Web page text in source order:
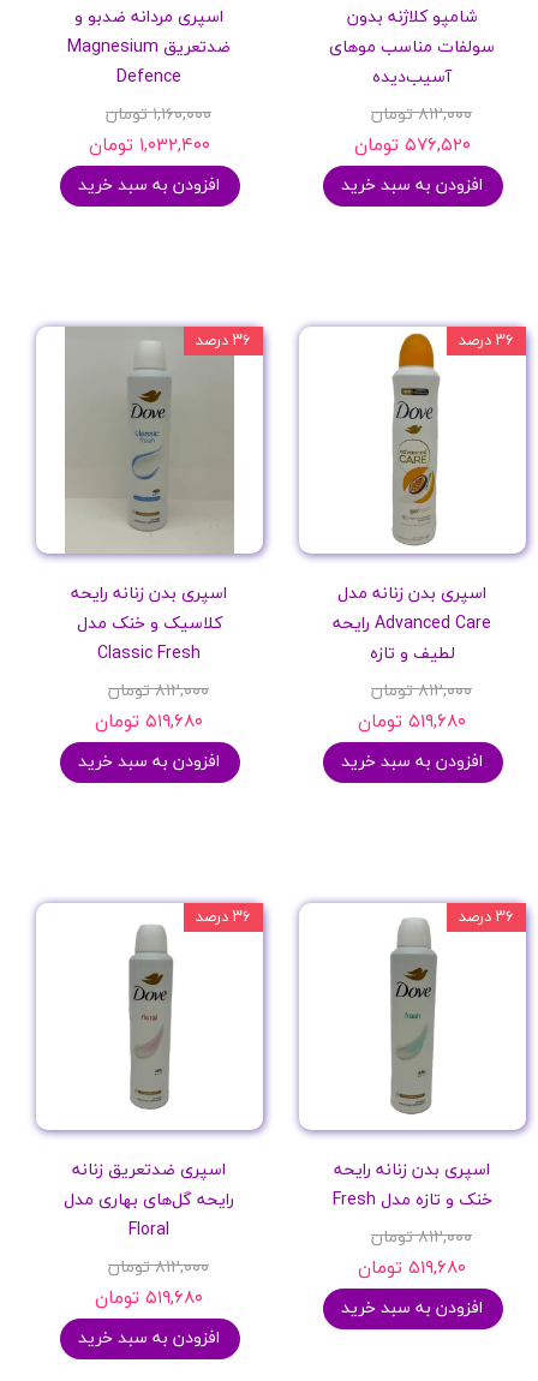
شامپو کلاژنه بدون
سولفات مناسب موهای
آسیب‌دیده
۸۱۲,۰۰۰ تومان
۵۷۶,۵۲۰ تومان
افزودن به سبد خرید
اسپری مردانه ضدبو و
ضدتعریق Magnesium
Defence
۱,۱۶۰,۰۰۰ تومان
۱,۰۳۲,۴۰۰ تومان
افزودن به سبد خرید
اسپری بدن زنانه مدل
Advanced Care رایحه
لطیف و تازه
۸۱۲,۰۰۰ تومان
۵۱۹,۶۸۰ تومان
افزودن به سبد خرید
۳۶ درصد
اسپری بدن زنانه رایحه
کلاسیک و خنک مدل
Classic Fresh
۸۱۲,۰۰۰ تومان
۵۱۹,۶۸۰ تومان
افزودن به سبد خرید
۳۶ درصد
اسپری بدن زنانه رایحه
خنک و تازه مدل Fresh
۸۱۲,۰۰۰ تومان
۵۱۹,۶۸۰ تومان
افزودن به سبد خرید
۳۶ درصد
اسپری ضدتعریق زنانه
رایحه گل‌های بهاری مدل
Floral
۸۱۲,۰۰۰ تومان
۵۱۹,۶۸۰ تومان
افزودن به سبد خرید
۳۶ درصد